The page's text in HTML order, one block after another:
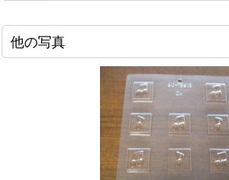
他の写真